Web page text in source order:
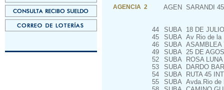
AGENCIA 2 AGEN SARANDI
44 SUBA 18 DE
45
SUBA Av Rio de la
46
SUBA ASAMBLEA
49
SUBA 25 DE
52
SUBA ROSA LUNA
53
SUBA DARDO
54
SUBA RUTA 45
55
SUBA Avda.Rio de